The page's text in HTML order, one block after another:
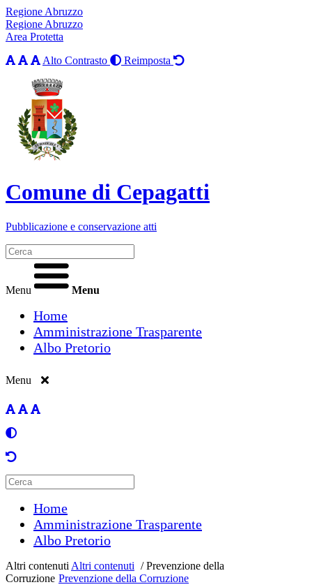
Regione Abruzzo
Regione Abruzzo
Area Protetta
Alto Contrasto
Reimposta
Comune di Cepagatti
Pubblicazione e conservazione atti
Menu Menu
Home
Amministrazione Trasparente
Albo Pretorio
Menu
Home
Amministrazione Trasparente
Albo Pretorio
Altri contenuti Altri contenuti /Prevenzione della
Corruzione Prevenzione della Corruzione